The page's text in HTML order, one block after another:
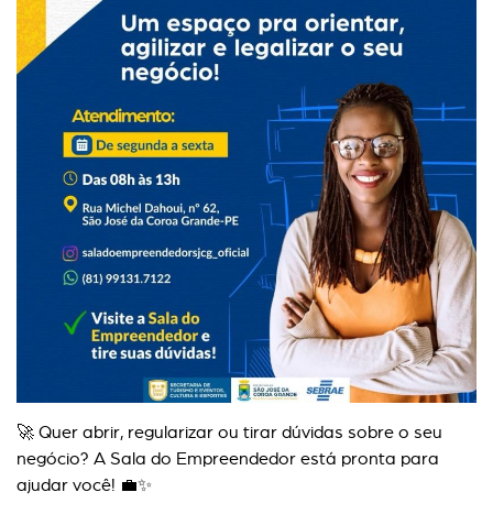
🚀 Quer abrir, regularizar ou tirar dúvidas sobre o seu
negócio? A Sala do Empreendedor está pronta para
ajudar você! 💼✨